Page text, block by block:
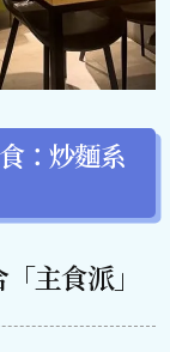
：炒麵系
主食派」